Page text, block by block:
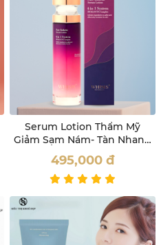
Serum Lotion Thẩm Mỹ
Giảm Sạm Nám- Tàn Nhang
Whisis 100ml
495,000 đ